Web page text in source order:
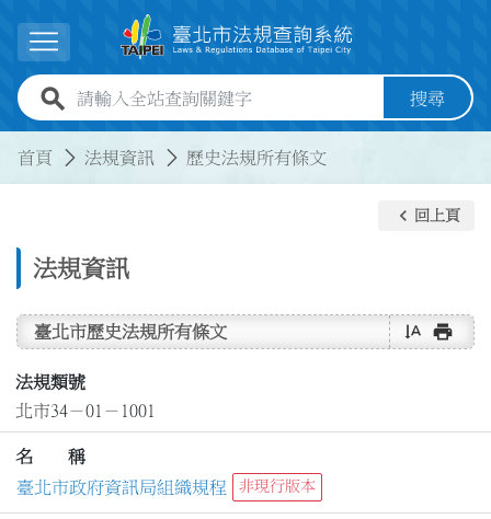
展開選單
全站查詢關鍵字欄位 搜尋
首頁 法規資訊 歷史法規所有條文
法規資訊
keyboard_arrow_left 回上頁
臺北市歷史法規所有條文 text_rotate_vertical print
法規類號
北市34－01－1001
名 稱
臺北市政府資訊局組織規程
非現行版本